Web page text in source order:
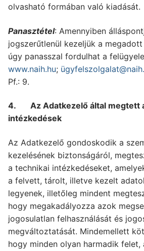
olvasható formában való kiadását.
Panasztétel: Amennyiben
jogszerűtlenül kezeljük a
úgy panasszal fordulhat a
www.naih.hu;
Pf.: 9.
4. Az Adatkezelő által megtett
intézkedések
Az Adatkezelő gondoskodik a
kezelésének biztonságáról,
a technikai intézkedéseket,
a felvett, tárolt, illetve kezelt
legyenek, illetőleg mindent
hogy megakadályozza azok
jogosulatlan felhasználását és
megváltoztatását. Mindemellett
hogy minden olyan harmadik felet,